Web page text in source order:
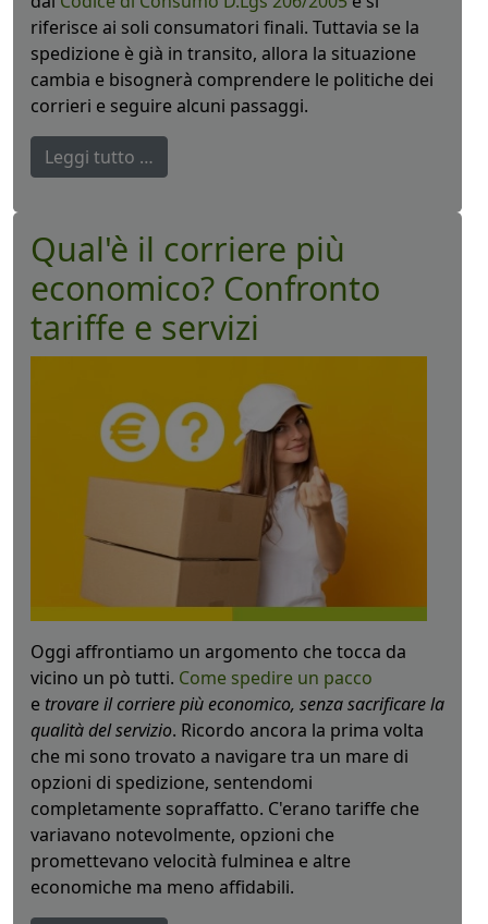
riferisce ai soli consumatori finali. Tuttavia se la
spedizione è già in transito, allora la situazione
cambia e bisognerà comprendere le politiche dei
corrieri e seguire alcuni passaggi.
Leggi tutto …
Qual'è il corriere più
economico? Confronto
tariffe e servizi
Oggi affrontiamo un argomento che tocca da
vicino un pò tutti. Come spedire un pacco
e trovare il corriere più economico, senza sacrificare la
qualità del servizio. Ricordo ancora la prima volta
che mi sono trovato a navigare tra un mare di
opzioni di spedizione, sentendomi
completamente sopraffatto. C'erano tariffe che
variavano notevolmente, opzioni che
promettevano velocità fulminea e altre
economiche ma meno affidabili.